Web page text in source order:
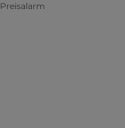
Preisalarm